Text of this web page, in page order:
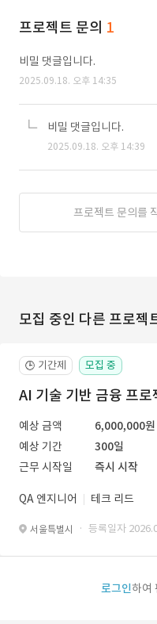
프로젝트 문의 1
비밀 댓글입니다.
2025.09.18. 오후 14:35
비밀 댓글입니다.
2025.09.18. 오후 14:39
프로젝트 문의를
모집 중인 다른 프로젝
🕒 기간제 모집 중
AI 기술 기반 금융 프
예상 금액
6,000,000원
예상 기간
300일
근무 시작일
즉시 시작
QA 엔지니어 테크 리드
서울특별시 · 등록일자
로그인하여